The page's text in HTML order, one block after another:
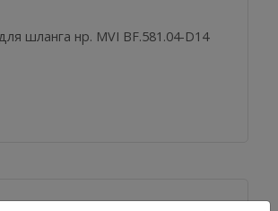
шланга нр. MVI BF.581.04-D14